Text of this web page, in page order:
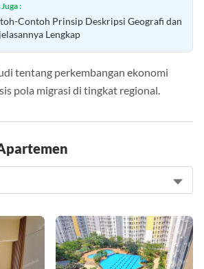
:
Contoh Prinsip Deskripsi Geografi dan
Lengkap
tentang perkembangan ekonomi
pola migrasi di tingkat regional.